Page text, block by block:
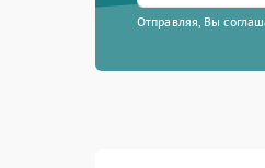
Отправляя, Вы